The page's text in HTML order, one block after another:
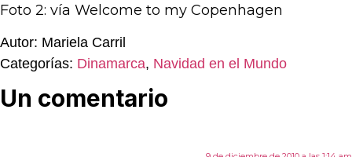
Foto 2: vía Welcome to my Copenhagen
Autor: Mariela Carril
Categorías: Dinamarca, Navidad en el Mundo
Un comentario